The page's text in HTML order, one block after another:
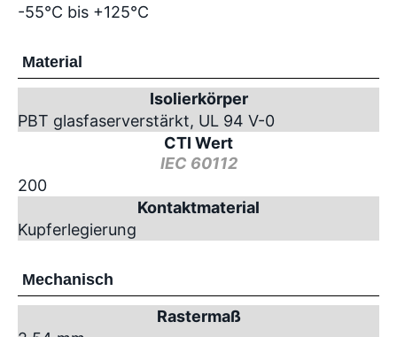
-55°C bis +125°C
Material
Isolierkörper
PBT glasfaserverstärkt, UL 94 V-0
CTI Wert
IEC 60112
200
Kontaktmaterial
Kupferlegierung
Mechanisch
Rastermaß